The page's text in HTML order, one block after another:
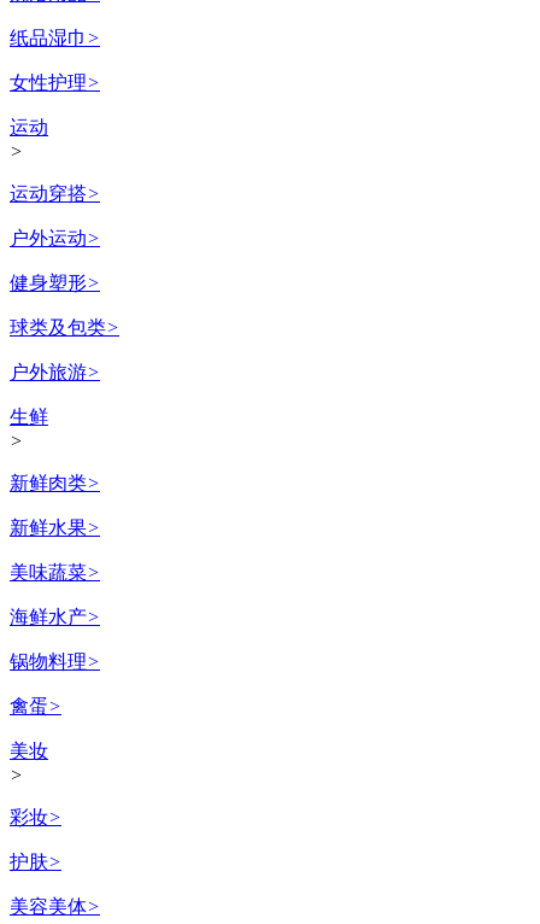
纸品湿巾 >
女性护理>
运动
>
运动穿搭>
户外运动>
健身塑形>
球类及包类>
户外旅游>
生鲜
>
新鲜肉类>
新鲜水果>
美味蔬菜>
海鲜水产>
锅物料理>
禽蛋>
美妆
>
彩妆>
护肤>
美容美体>